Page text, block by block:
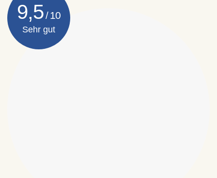
9,5
Sehr gut